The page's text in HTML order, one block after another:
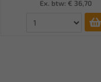
Ex. btw: € 36,70